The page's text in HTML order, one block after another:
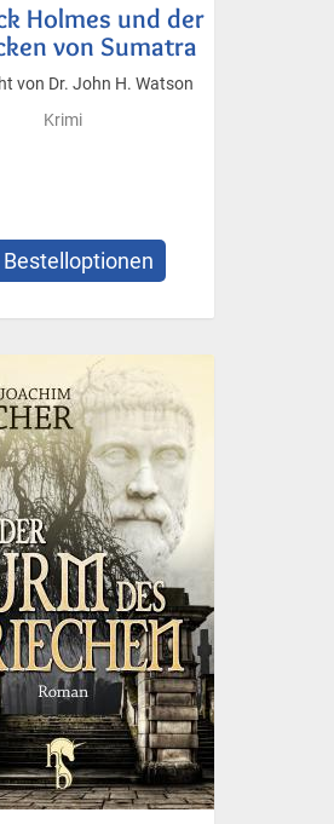
Holmes und der
von Sumatra
von Dr. John H. Watson
Krimi
Bestelloptionen